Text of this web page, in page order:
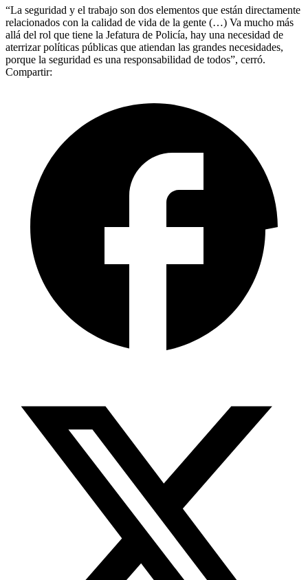
“La seguridad y el trabajo son dos elementos que están directamente
relacionados con la calidad de vida de la gente (…) Va mucho más
allá del rol que tiene la Jefatura de Policía, hay una necesidad de
aterrizar políticas públicas que atiendan las grandes necesidades,
porque la seguridad es una responsabilidad de todos”, cerró.
Compartir: